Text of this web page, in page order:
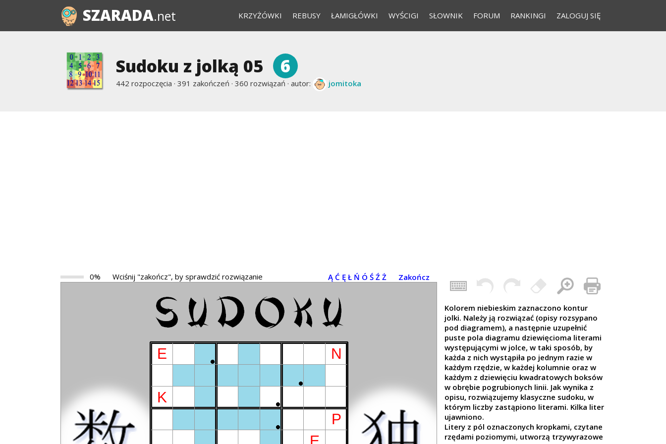
KRZYŻÓWKI REBUSY ŁAMIGŁÓWKI WYŚCIGI SŁOWNIK FORUM RANKINGI ZALOGUJ SIĘ
SZARADA.net
Sudoku z jolką 05 6
442 rozpoczęcia · 391 zakończeń · 360 rozwiązań · autor: jomitoka
Zakończ
Wciśnij "zakończ", by sprawdzić rozwiązanie Ą Ć Ę Ł Ń Ó Ś Ź Ż
0%
E N
K
P
Kolorem niebieskim zaznaczono kontur
jolki. Należy ją rozwiązać (opisy rozsypano
pod diagramem), a następnie uzupełnić
puste pola diagramu dziewięcioma literami
występującymi w jolce, w taki sposób, by
każda z nich wystąpiła po jednym razie w
każdym rzędzie, w każdej kolumnie oraz w
każdym z dziewięciu kwadratowych boksów
w obrębie pogrubionych linii. Jak wynika z
opisu, rozwiązujemy klasyczne sudoku, w
którym liczby zastąpiono literami. Kilka liter
ujawniono.
Litery z pól oznaczonych kropkami, czytane
rzędami poziomymi, utworzą trzywyrazowe